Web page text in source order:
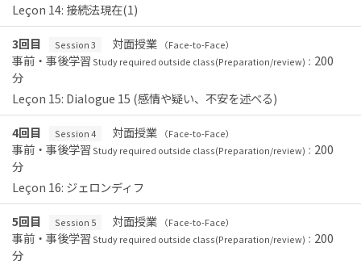
Leçon 14: 接続法現在(1)
3回目
Session 3 対面授業 （Face-to-Face）
事前・事後学習 Study required outside class(Preparation/review)： 200
分
Leçon 15: Dialogue 15 (感情や疑い、不安を述べる)
4回目
Session 4 対面授業 （Face-to-Face）
事前・事後学習 Study required outside class(Preparation/review)： 200
分
Leçon 16: ジェロンディフ
5回目
Session 5 対面授業 （Face-to-Face）
事前・事後学習 Study required outside class(Preparation/review)： 200
分